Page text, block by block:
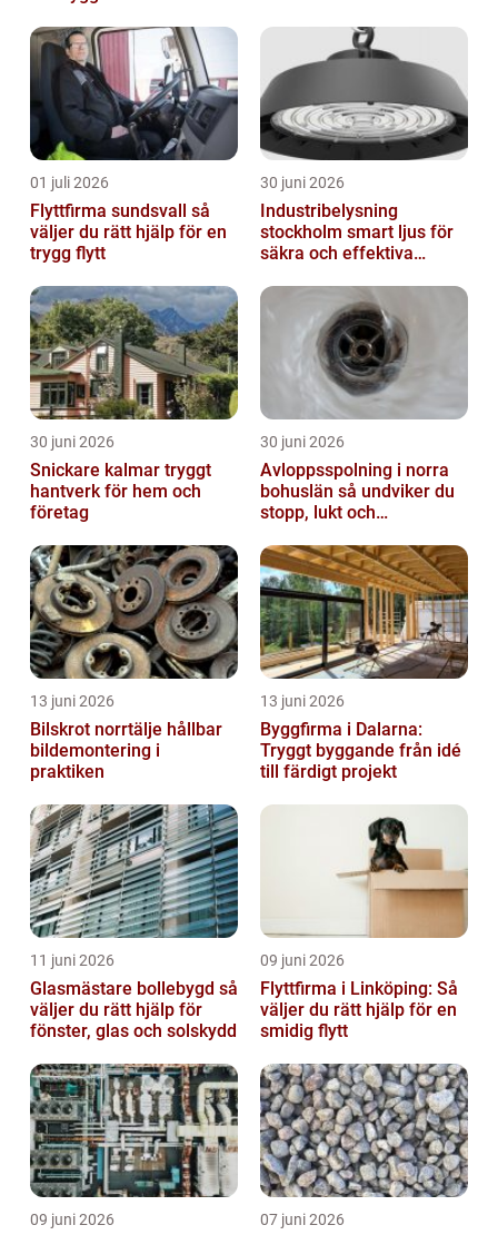
01 juli 2026
Flyttfirma sundsvall så
väljer du rätt hjälp för en
trygg flytt
30 juni 2026
Industribelysning
stockholm smart ljus för
säkra och effektiva
30 juni 2026
Snickare kalmar tryggt
hantverk för hem och
företag
30 juni 2026
Avloppsspolning i norra
bohuslän så undviker du
stopp, lukt och
13 juni 2026
Bilskrot norrtälje hållbar
bildemontering i
praktiken
13 juni 2026
Byggfirma i Dalarna:
Tryggt byggande från idé
till färdigt projekt
11 juni 2026
Glasmästare bollebygd så
väljer du rätt hjälp för
fönster, glas och solskydd
09 juni 2026
Flyttfirma i Linköping: Så
väljer du rätt hjälp för en
smidig flytt
09 juni 2026 07 juni 2026